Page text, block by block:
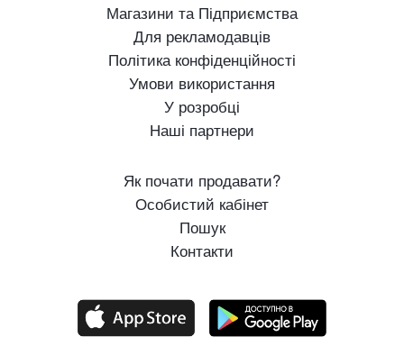
Магазини та Підприємства
Для рекламодавців
Політика конфіденційності
Умови використання
У розробці
Наші партнери
Як почати продавати?
Особистий кабінет
Пошук
Контакти